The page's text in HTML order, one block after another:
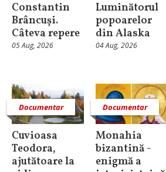
Constantin
Brâncuși.
Câteva repere
05 Aug, 2026
Luminătorul
popoarelor
din Alaska
04 Aug, 2026
Documentar
Cuvioasa
Teodora,
ajutătoare la
Documentar
Monahia
bizantină -
enigmă a